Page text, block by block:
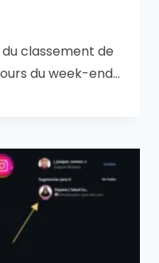
classement de
du week-end…